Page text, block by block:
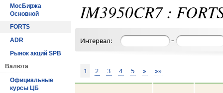
МосБиржа
Основной
FORTS
ADR
Рынок акций SPB
Валюта
Официальные
курсы ЦБ
IM3950CR7 :
Интервал: –
1 2 3 4 5 » »»